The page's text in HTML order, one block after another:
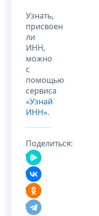
Узнать,
присвоен
ли
ИНН,
можно
с
помощью
сервиса
«Узнай
ИНН».
Поделиться: